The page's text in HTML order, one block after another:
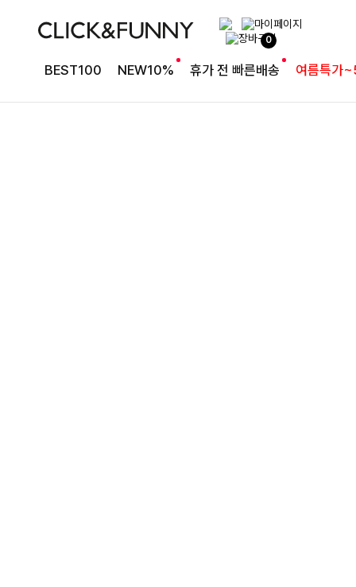
0
BEST100 NEW10% 휴가 전 빠른배송 여름특가
완성도 높은 원피스SET
특스트라이프 링클원피스+스트링자켓SET